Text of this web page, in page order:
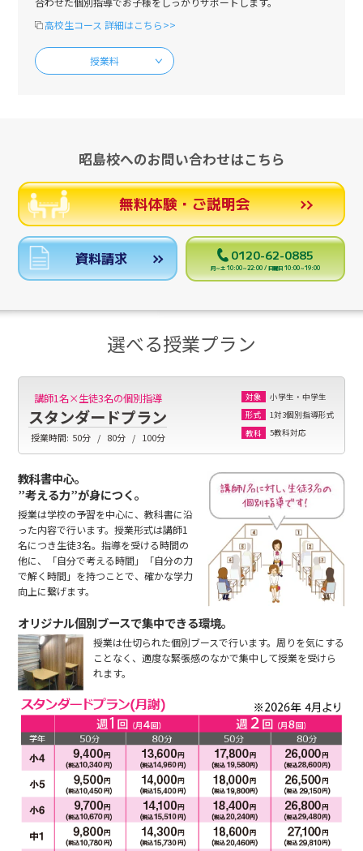
高校生コース 詳細はこちら>>
授業料
昭島校へのお問い合わせはこちら
無料体験・ご説明会
資料請求 0120-62-0885
月～土 10:00～22:00 / 日曜日 10:00～19:00
選べる授業プラン
講師1名×生徒3名の個別指導
スタンダードプラン
授業時間: 50分 80分 100分
対象
小学生・中学生
形式
1対3個別指導形式
教科
5教科対応
教科書中心。
”考える力”が身につく。
授業は学校の予習を中心に、教科書に沿
った内容で行います。授業形式は講師1
名につき生徒3名。指導を受ける時間の
他に、「自分で考える時間」「自分の力
で解く時間」を持つことで、確かな学力
向上に繋げます。
オリジナル個別ブースで集中できる環境。
授業は仕切られた個別ブースで行います。周りを気にする
ことなく、適度な緊張感のなかで集中して授業を受けら
れます。